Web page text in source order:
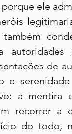
porque ele
de
e
a mentira
recorrer a
do todo,